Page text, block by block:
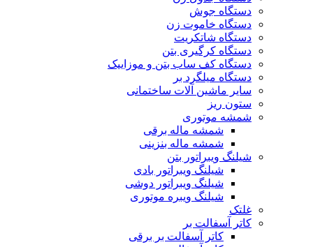
دستگاه جوش
دستگاه خاموت زن
دستگاه شاتکریت
دستگاه کرگیری بتن
دستگاه کف ساب بتن و موزاییک
دستگاه میلگرد بر
سایر ماشین آلات ساختمانی
ستون ریز
شمشه موتوری
شمشه ماله برقی
شمشه ماله بنزینی
شیلنگ ویبراتور بتن
شیلنگ ویبراتور بادی
شیلنگ ویبراتور دوشی
شیلنگ ویبره موتوری
غلتک
کاتر آسفالت بر
کاتر آسفالت بر برقی